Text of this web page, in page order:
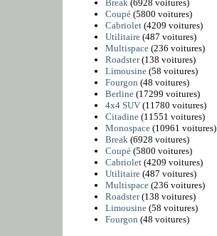
Break (6928 voitures)
Coupé(5800 voitures)
Cabriolet(4209 voitures)
Utilitaire(487 voitures)
Multispace(236 voitures)
Roadster(138 voitures)
Limousine(58 voitures)
Fourgon (48 voitures)
Berline(17299 voitures)
4x4 SUV(11780 voitures)
Citadine(11551 voitures)
Monospace(10961 voitures)
Break (6928 voitures)
Coupé(5800 voitures)
Cabriolet(4209 voitures)
Utilitaire(487 voitures)
Multispace(236 voitures)
Roadster(138 voitures)
Limousine(58 voitures)
Fourgon (48 voitures)